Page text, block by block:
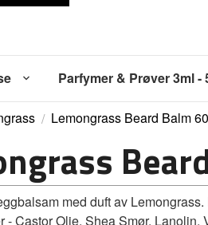
Parfymer & Prøver 3ml -
Lemongrass Beard Balm
med duft av
- Castor Olje, Shea Smør,